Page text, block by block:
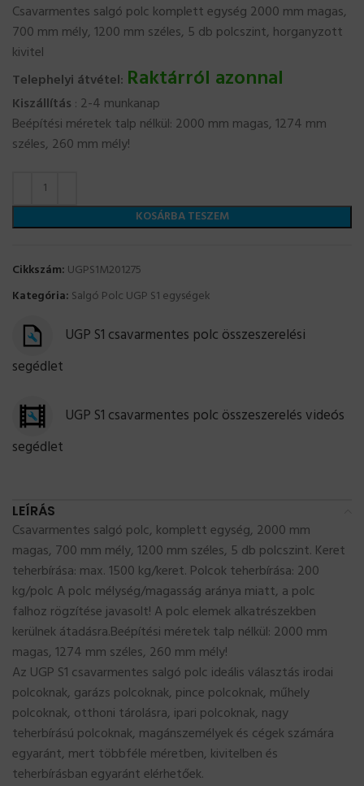
Csavarmentes salgó polc komplett egység 2000 mm magas,
700 mm mély, 1200 mm széles, 5 db polcszint, horganyzott
kivitel
Telephelyi átvétel: Raktárról azonnal
Kiszállítás : 2-4 munkanap
Beépítési méretek talp nélkül: 2000 mm magas, 1274 mm
széles, 260 mm mély!
KOSÁRBA TESZEM
Cikkszám: UGPS1M201275
Kategória: Salgó Polc UGP S1 egységek
UGP S1 csavarmentes polc összeszerelési
segédlet
UGP S1 csavarmentes polc összeszerelés videós
segédlet
LEÍRÁS
Csavarmentes salgó polc, komplett egység, 2000 mm
magas, 700 mm mély, 1200 mm széles, 5 db polcszint. Keret
teherbírása: max. 1500 kg/keret. Polcok teherbírása: 200
kg/polc A polc mélység/magasság aránya miatt, a polc
falhoz rögzítése javasolt! A polc elemek alkatrészekben
kerülnek átadásra.Beépítési méretek talp nélkül: 2000 mm
magas, 1274 mm széles, 260 mm mély!
Az UGP S1 csavarmentes salgó polc ideális választás irodai
polcoknak, garázs polcoknak, pince polcoknak, műhely
polcoknak, otthoni tárolásra, ipari polcoknak, nagy
teherbírású polcoknak, magánszemélyek és cégek számára
egyaránt, mert többféle méretben, kivitelben és
teherbírásban egyaránt elérhetőek.